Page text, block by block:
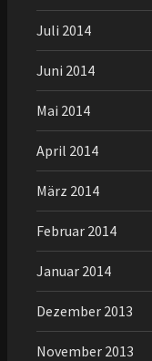
Juli 2014
Juni 2014
Mai 2014
April 2014
März 2014
Februar 2014
Januar 2014
Dezember 2013
November 2013